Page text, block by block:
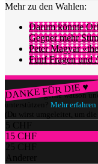
Mehr zu den Wahlen:
Darum könnte
Gegner mehr
Peter Magyar
Fünf Fragen und
DANKE FÜR DIE ♥
Würdest du gerne watson
unterstützen? Mehr erfahren
(Du wirst umgeleitet, um die
5 CHF
15 CHF
25 CHF
Anderer